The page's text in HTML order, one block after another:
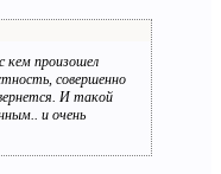
кем произошел
совершенно
И такой
и очень